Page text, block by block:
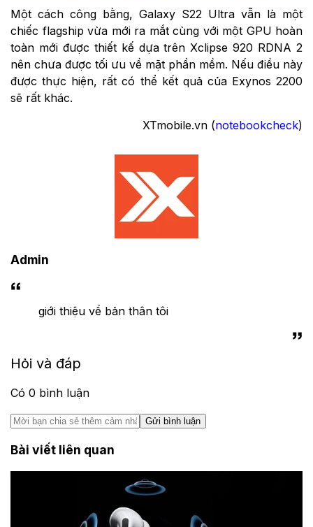
Một cách công bằng, Galaxy S22 Ultra vẫn là một
chiếc flagship vừa mới ra mắt cùng với một GPU hoàn
toàn mới được thiết kế dựa trên Xclipse 920 RDNA 2
nên chưa được tối ưu về mặt phần mềm. Nếu điều này
được thực hiện, rất có thể kết quả của Exynos 2200
sẽ rất khác.
XTmobile.vn (notebookcheck)
Admin
giới thiệu về bản thân tôi
Hỏi và đáp
Có 0 bình luận
Gửi bình luận
Bài viết liên quan